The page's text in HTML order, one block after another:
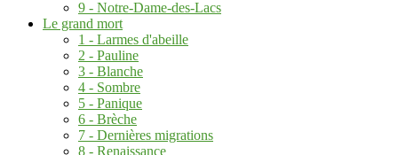
9 - Notre-Dame-des-Lacs
Le grand mort
1 - Larmes d'abeille
2 - Pauline
3 - Blanche
4 - Sombre
5 - Panique
6 - Brèche
7 - Dernières migrations
8 - Renaissance